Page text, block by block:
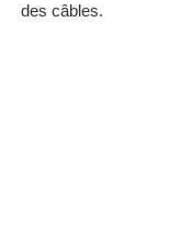
Outil de fusion des
des câbles.